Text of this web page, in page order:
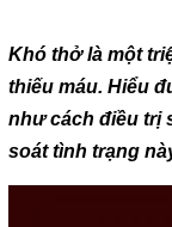
Khó thở là một
thiếu máu. Hiểu
như cách điều trị
soát tình trạng